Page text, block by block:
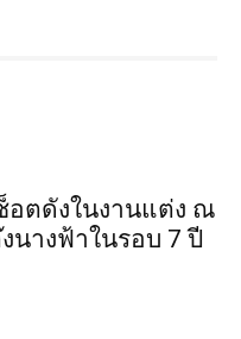
อตดังในงานแต่ง ณ
างฟ้าในรอบ 7 ปี